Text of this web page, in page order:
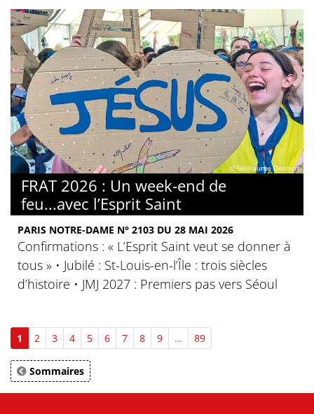
© Guillaume Decourt
FRAT 2026 : Un week-end de
feu...avec l’Esprit Saint
PARIS NOTRE-DAME N° 2103 DU 28 MAI 2026
Confirmations : « L’Esprit Saint veut se donner à
tous » • Jubilé : St-Louis-en-l’Île : trois siècles
d’histoire • JMJ 2027 : Premiers pas vers Séoul
1 2 3 4 5 6 7 8 9 … 89
Sommaires